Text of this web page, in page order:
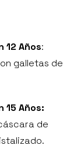
12 Años:
galletas de
15 Años:
de